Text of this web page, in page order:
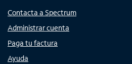
Contacta a Spectrum
Administrar cuenta
Paga tu factura
Ayuda